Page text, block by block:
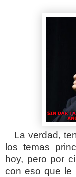
La verdad,
los temas
hoy, pero por
con eso que le